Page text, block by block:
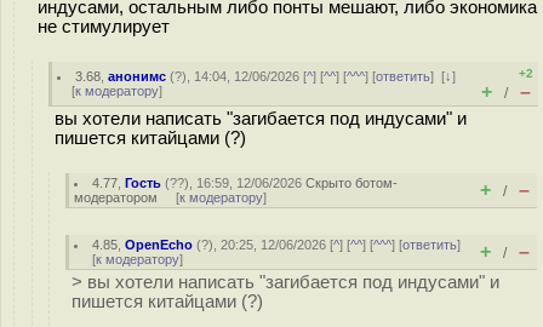
индусами, остальным либо понты мешают, либо экономика
не стимулирует
3.68 ,анонимс (?), 14:04, 12/06/2026 [^] [^^] [^^^] [ответить][↓]
[к модератору]
+2
+ / –
вы хотели написать "загибается под индусами" и
пишется китайцами (?)
4.77 ,Гость (??), 16:59, 12/06/2026Скрыто ботом-
модератором [к модератору] + / –
4.85 ,OpenEcho (?), 20:25, 12/06/2026 [^] [^^] [^^^] [ответить]
[к модератору] + / –
> вы хотели написать "загибается под индусами" и
пишется китайцами (?)